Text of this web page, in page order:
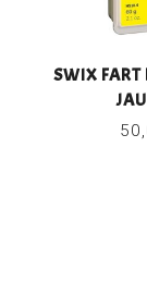
SWIX FART